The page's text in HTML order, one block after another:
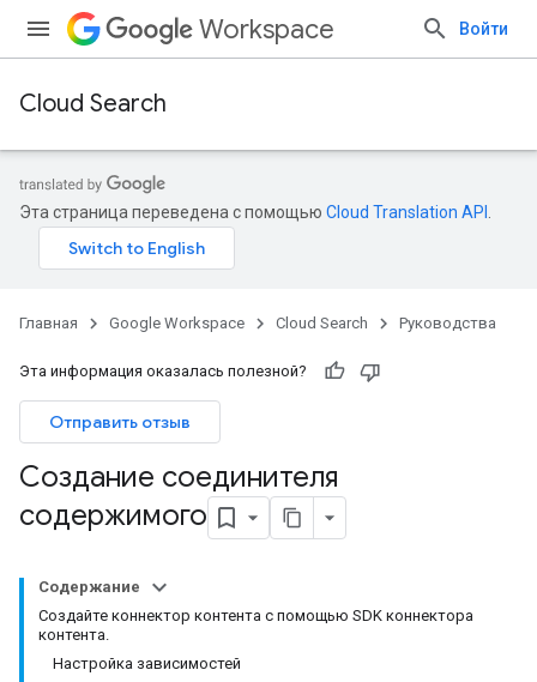
Workspace Войти
Cloud Search
Эта страница переведена с помощью Cloud Translation API
Главная Google Workspace Cloud Search Руководства
Эта информация оказалась полезной?
Отправить отзыв
Создание соединителя
содержимого
Содержание
Создайте коннектор контента с помощью SDK коннектора
контента.
Настройка зависимостей